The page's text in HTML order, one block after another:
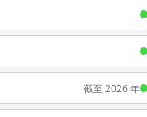
截至 2026 年